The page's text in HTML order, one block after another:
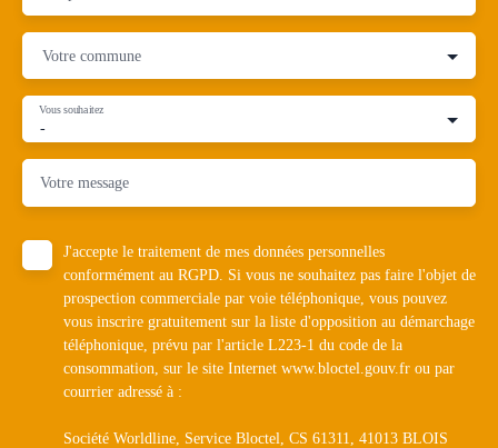
Votre commune
-
Vous souhaitez
Votre message
J'accepte le traitement de mes données personnelles
conformément au RGPD. Si vous ne souhaitez pas faire l'objet de
prospection commerciale par voie téléphonique, vous pouvez
vous inscrire gratuitement sur la liste d'opposition au démarchage
téléphonique, prévu par l'article L223-1 du code de la
consommation, sur le site Internet www.bloctel.gouv.fr ou par
courrier adressé à :
Société Worldline, Service Bloctel, CS 61311, 41013 BLOIS